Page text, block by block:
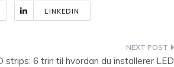
LINKEDIN
strips: 6 trin til hvordan du installerer LED